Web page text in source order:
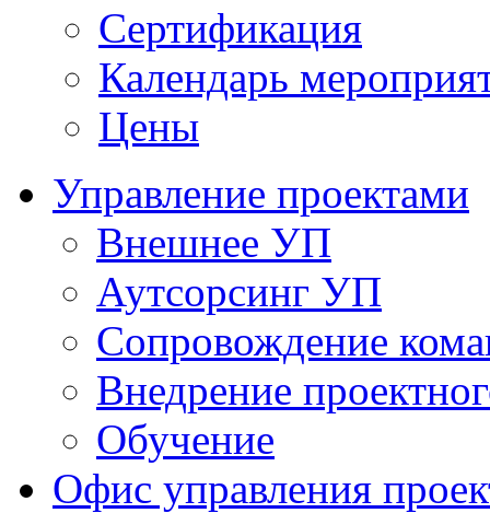
Сертификация
Календарь
Цены
Управление проектами
Внешнее УП
Аутсорсинг УП
Сопровождение
Внедрение
Обучение
Офис управления